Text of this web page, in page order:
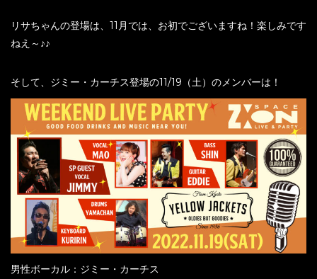
リサちゃんの登場は、11月では、お初でございますね！楽しみです
ねえ～♪♪
そして、ジミー・カーチス登場の11/19（土）のメンバーは！
男性ボーカル：ジミー・カーチス